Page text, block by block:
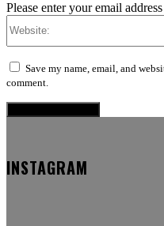
Please enter your email
Save my name, email, and
comment.
INSTAGRAM